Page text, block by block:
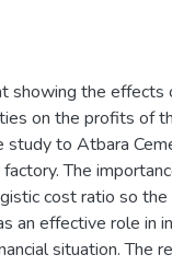
showing the effects
on the profits of
study to Atbara
The
cost ratio so
an effective role in
situation. The